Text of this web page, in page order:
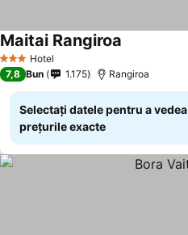
3 SteleHotel
Maitai Rangiroa
7,8 Bun 1.175 Rangiroa
Selectați datele pentru a vedea
prețurile exacte